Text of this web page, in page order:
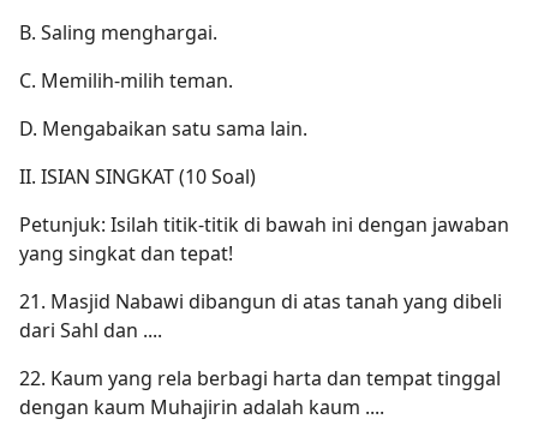
B. Saling menghargai.
C. Memilih-milih teman.
D. Mengabaikan satu sama lain.
II. ISIAN SINGKAT (10 Soal)
Petunjuk: Isilah titik-titik di bawah ini dengan jawaban
yang singkat dan tepat!
21. Masjid Nabawi dibangun di atas tanah yang dibeli
dari Sahl dan ....
22. Kaum yang rela berbagi harta dan tempat tinggal
dengan kaum Muhajirin adalah kaum ....